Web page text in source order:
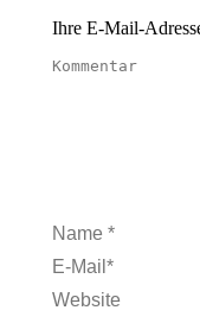
Ihre E-Mail-
Kommentar
Name *
E-Mail *
Website